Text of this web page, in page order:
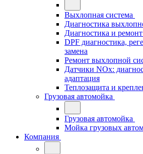
Выхлопная система
Диагностика
Диагностика и
DPF диагностика,
замена
Ремонт выхлопной
Датчики NOx:
адаптация
Теплозащита и
Грузовая автомойка
Грузовая автомойка
Мойка грузовых
Компания